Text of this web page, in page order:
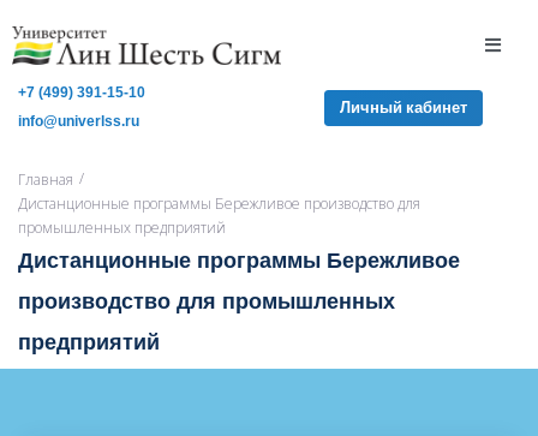
+7 (499) 391-15-10
info@univerlss.ru
Личный кабинет
Дистанционные программы Бережливое
производство для промышленных
предприятий
Главная /
Дистанционные программы Бережливое производство для
промышленных предприятий